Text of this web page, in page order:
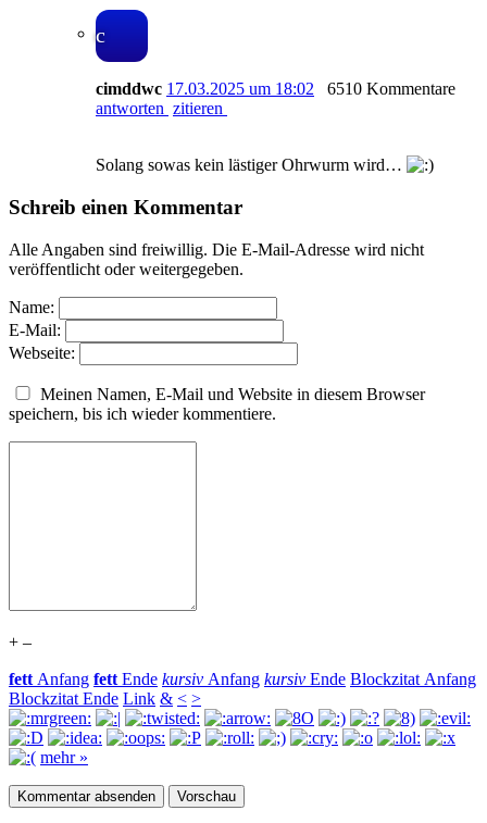
c
cimddwc 17.03.2025 um 18:02
6510 Kommentare
antworten zitieren
Solang sowas kein lästiger Ohrwurm wird…
Schreib einen Kommentar
Alle Angaben sind freiwillig. Die E-Mail-Adresse wird nicht
veröffentlicht oder weitergegeben.
Name:
E-Mail:
Webseite:
Meinen Namen, E-Mail und Website in diesem Browser
speichern, bis ich wieder kommentiere.
+ –
fett Anfang fett Ende kursiv Anfang kursiv Ende Blockzitat Anfang
Blockzitat Ende Link & < >
mehr »